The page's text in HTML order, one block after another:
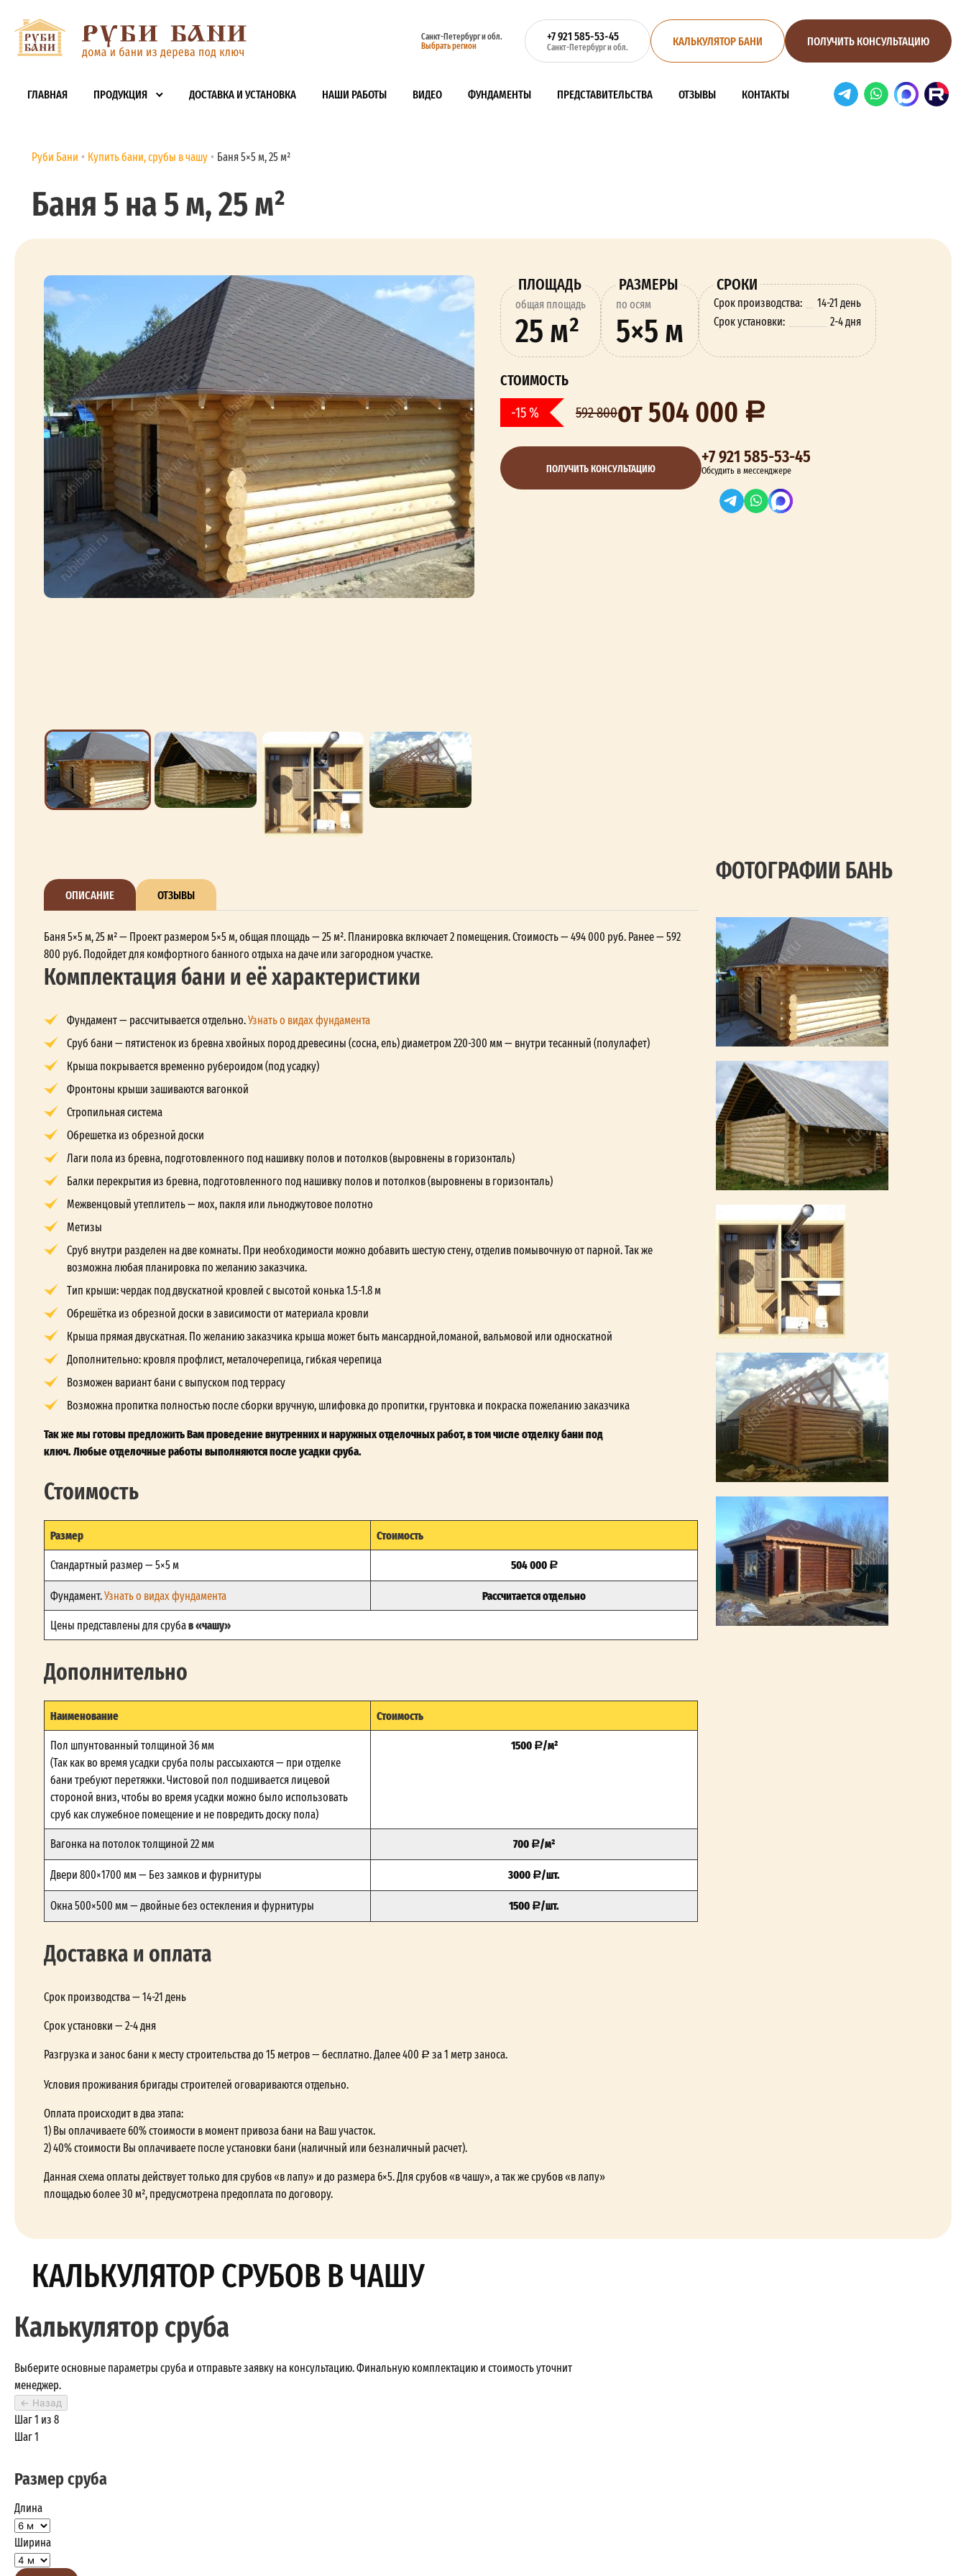
Санкт-Петербург и обл.
Выбрать регион
+7 921 585-53-45
Санкт-Петербург и обл. КАЛЬКУЛЯТОР БАНИ ПОЛУЧИТЬ КОНСУЛЬТАЦИЮ
ГЛАВНАЯ ПРОДУКЦИЯ ДОСТАВКА И УСТАНОВКА НАШИ РАБОТЫ ВИДЕО ФУНДАМЕНТЫ ПРЕДСТАВИТЕЛЬСТВА ОТЗЫВЫ КОНТАКТЫ
Руби Бани Купить бани, срубы в чашу Баня 5×5 м, 25 м²
Баня 5 на 5 м, 25 м²
ПЛОЩАДЬ
oбщая площадь
25 м²
РАЗМЕРЫ
по осям
5×5 м
СРОКИ
Срок производства:
14-21 день
Срок установки:
2-4 дня
СТОИМОСТЬ
-15 % 592 800от 504 000
ПОЛУЧИТЬ КОНСУЛЬТАЦИЮ +7 921 585-53-45
Обсудить в мессенджере
ОПИСАНИЕ ОТЗЫВЫ
Баня 5×5 м, 25 м² — Проект размером 5×5 м, общая площадь — 25 м². Планировка включает 2 помещения. Стоимость — 494 000 руб. Ранее — 592
800 руб. Подойдет для комфортного банного отдыха на даче или загородном участке.
Комплектация бани и её характеристики
Фундамент — рассчитывается отдельно.Узнать о видах фундамента
Сруб бани — пятистенок из бревна хвойных пород древесины (сосна, ель) диаметром 220-300 мм — внутри тесанный (полулафет)
Крыша покрывается временно рубероидом (под усадку)
Фронтоны крыши зашиваются вагонкой
Стропильная система
Обрешетка из обрезной доски
Лаги пола из бревна, подготовленного под нашивку полов и потолков (выровнены в горизонталь)
Балки перекрытия из бревна, подготовленного под нашивку полов и потолков (выровнены в горизонталь)
Межвенцовый утеплитель — мох, пакля или льноджутовое полотно
Метизы
Сруб внутри разделен на две комнаты. При необходимости можно добавить шестую стену, отделив помывочную от парной. Так же
возможна любая планировка по желанию заказчика.
Тип крыши: чердак под двускатной кровлей с высотой конька 1.5-1.8 м
Обрешётка из обрезной доски в зависимости от материала кровли
Крыша прямая двускатная. По желанию заказчика крыша может быть мансардной,ломаной, вальмовой или односкатной
Дополнительно: кровля профлист, металочерепица, гибкая черепица
Возможен вариант бани с выпуском под террасу
Возможна пропитка полностью после сборки вручную, шлифовка до пропитки, грунтовка и покраска пожеланию заказчика
Так же мы готовы предложить Вам проведение внутренних и наружных отделочных работ, в том числе отделку бани под
ключ. Любые отделочные работы выполняются после усадки сруба.
Стоимость
Размер Стоимость
Стандартный размер — 5×5 м 504 000
Фундамент.Узнать о видах фундамента Рассчитается отдельно
Цены представлены для срубав «чашу»
Дополнительно
Наименование Стоимость
Пол шпунтованный толщиной 36 мм
(Так как во время усадки сруба полы рассыхаются — при отделке
бани требуют перетяжки. Чистовой пол подшивается лицевой
стороной вниз, чтобы во время усадки можно было использовать
сруб как служебное помещение и не повредить доску пола)
1500 /м²
Вагонка на потолок толщиной 22 мм 700 /м²
Двери 800×1700 мм — Без замков и фурнитуры 3000 /шт.
Окна 500×500 мм — двойные без остекления и фурнитуры 1500 /шт.
Доставка и оплата
Срок производства — 14-21 день
Срок установки — 2-4 дня
Разгрузка и занос бани к месту строительства до 15 метров — бесплатно. Далее 400
за 1 метр заноса.
Условия проживания бригады строителей оговариваются отдельно.
Оплата происходит в два этапа:
1) Вы оплачиваете 60% стоимости в момент привоза бани на Ваш участок.
2) 40% стоимости Вы оплачиваете после установки бани (наличный или безналичный расчет).
Данная схема оплаты действует только для срубов «в лапу» и до размера 6×5. Для срубов «в чашу», а так же срубов «в лапу»
площадью более 30 м², предусмотрена предоплата по договору.
ФОТОГРАФИИ БАНЬ
КАЛЬКУЛЯТОР СРУБОВ В ЧАШУ
Калькулятор сруба
Выберите основные параметры сруба и отправьте заявку на консультацию. Финальную комплектацию и стоимость уточнит
менеджер.
← Назад
Шаг 1 из 8
Шаг 1
Размер сруба
Длина
Ширина